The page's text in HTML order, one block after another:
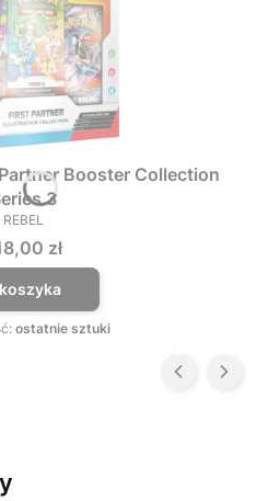
Booster Collection
3
PRODUCENT
REBEL
zł
ostatnie sztuki